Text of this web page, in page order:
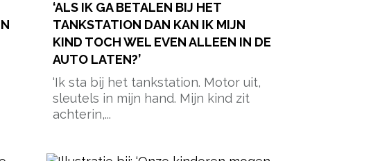
‘ALS IK GA BETALEN BIJ HET
TANKSTATION DAN KAN IK MIJN
KIND TOCH WEL EVEN ALLEEN IN DE
AUTO LATEN?’
‘Ik sta bij het tankstation. Motor uit,
sleutels in mijn hand. Mijn kind zit
achterin,...